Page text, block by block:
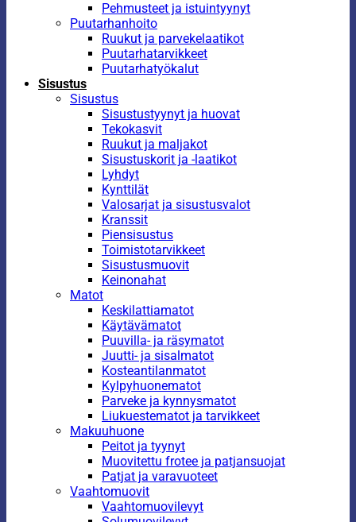
Pehmusteet ja istuintyynyt
Puutarhanhoito
Ruukut ja parvekelaatikot
Puutarhatarvikkeet
Puutarhatyökalut
Sisustus
Sisustus
Sisustustyynyt ja huovat
Tekokasvit
Ruukut ja maljakot
Sisustuskorit ja -laatikot
Lyhdyt
Kynttilät
Valosarjat ja sisustusvalot
Kranssit
Piensisustus
Toimistotarvikkeet
Sisustusmuovit
Keinonahat
Matot
Keskilattiamatot
Käytävämatot
Puuvilla- ja räsymatot
Juutti- ja sisalmatot
Kosteantilanmatot
Kylpyhuonematot
Parveke ja kynnysmatot
Liukuestematot ja tarvikkeet
Makuuhuone
Peitot ja tyynyt
Muovitettu frotee ja patjansuojat
Patjat ja varavuoteet
Vaahtomuovit
Vaahtomuovilevyt